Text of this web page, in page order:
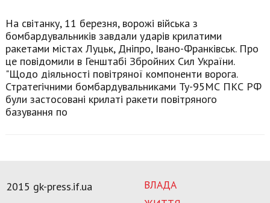
На світанку, 11 березня, ворожі війська з
бомбардувальників завдали ударів крилатими
ракетами містах Луцьк, Дніпро, Івано-Франківськ. Про
це повідомили в Генштабі Збройних Сил України.
"Щодо діяльності повітряної компоненти ворога.
Стратегічними бомбардувальниками Ту-95МС ПКС РФ
були застосовані крилаті ракети повітряного
базування по
ВЛАДА
2015 gk-press.if.ua